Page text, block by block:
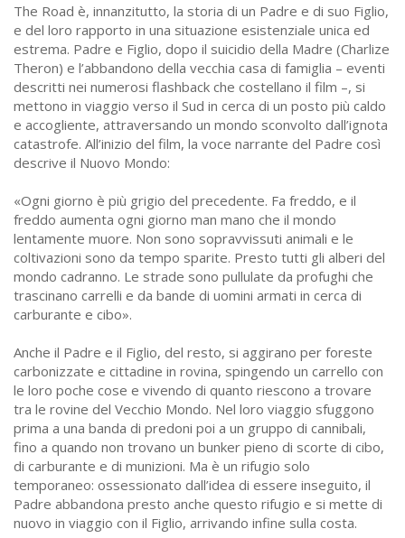
The Road è, innanzitutto, la storia di un Padre e di suo Figlio,
e del loro rapporto in una situazione esistenziale unica ed
estrema. Padre e Figlio, dopo il suicidio della Madre (Charlize
Theron) e l’abbandono della vecchia casa di famiglia – eventi
descritti nei numerosi flashback che costellano il film –, si
mettono in viaggio verso il Sud in cerca di un posto più caldo
e accogliente, attraversando un mondo sconvolto dall’ignota
catastrofe. All’inizio del film, la voce narrante del Padre così
descrive il Nuovo Mondo:
«Ogni giorno è più grigio del precedente. Fa freddo, e il
freddo aumenta ogni giorno man mano che il mondo
lentamente muore. Non sono sopravvissuti animali e le
coltivazioni sono da tempo sparite. Presto tutti gli alberi del
mondo cadranno. Le strade sono pullulate da profughi che
trascinano carrelli e da bande di uomini armati in cerca di
carburante e cibo».
Anche il Padre e il Figlio, del resto, si aggirano per foreste
carbonizzate e cittadine in rovina, spingendo un carrello con
le loro poche cose e vivendo di quanto riescono a trovare
tra le rovine del Vecchio Mondo. Nel loro viaggio sfuggono
prima a una banda di predoni poi a un gruppo di cannibali,
fino a quando non trovano un bunker pieno di scorte di cibo,
di carburante e di munizioni. Ma è un rifugio solo
temporaneo: ossessionato dall’idea di essere inseguito, il
Padre abbandona presto anche questo rifugio e si mette di
nuovo in viaggio con il Figlio, arrivando infine sulla costa.